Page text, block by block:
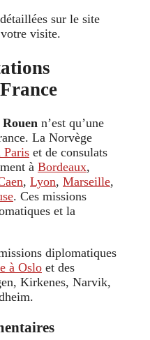
sur le site
visite.
n’est qu’une
La Norvège
Paris et de consulats
à Bordeaux,
, Lyon, Marseille,
. Ces missions
et la
diplomatiques
à Oslo et des
Kirkenes, Narvik,